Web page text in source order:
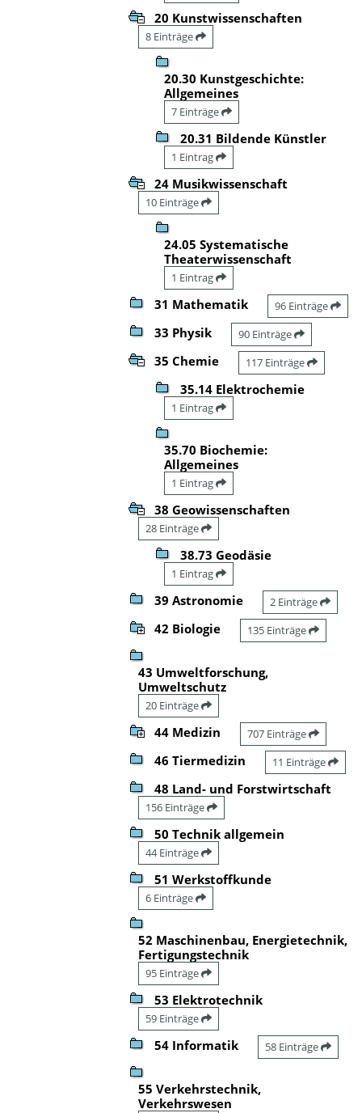
20 Kunstwissenschaften
8 Einträge
20.30 Kunstgeschichte:
Allgemeines
7 Einträge
20.31 Bildende Künstler
1 Eintrag
24 Musikwissenschaft
10 Einträge
24.05 Systematische
Theaterwissenschaft
1 Eintrag
31 Mathematik 96 Einträge
33 Physik 90 Einträge
35 Chemie 117 Einträge
35.14 Elektrochemie
1 Eintrag
35.70 Biochemie:
Allgemeines
1 Eintrag
38 Geowissenschaften
28 Einträge
38.73 Geodäsie
1 Eintrag
39 Astronomie 2 Einträge
42 Biologie 135 Einträge
43 Umweltforschung,
Umweltschutz
20 Einträge
44 Medizin 707 Einträge
46 Tiermedizin 11 Einträge
48 Land- und Forstwirtschaft
156 Einträge
50 Technik allgemein
44 Einträge
51 Werkstoffkunde
6 Einträge
52 Maschinenbau, Energietechnik,
Fertigungstechnik
95 Einträge
53 Elektrotechnik
59 Einträge
54 Informatik 58 Einträge
55 Verkehrstechnik,
Verkehrswesen